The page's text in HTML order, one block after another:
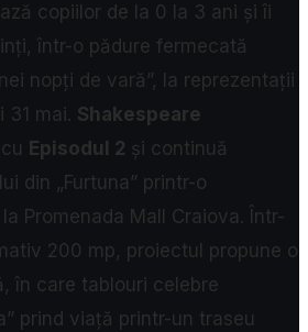
copiilor de la 0 la 3 ani și îi
într-o pădure fermecată
nopți de vară”, la reprezentații
31 mai. Shakespeare
Episodul 2 și continuă
din „Furtuna” printr-o
Promenada Mall Craiova. Într-
200 mp, proiectul propune o
în care tablouri celebre
prind viață printr-un traseu